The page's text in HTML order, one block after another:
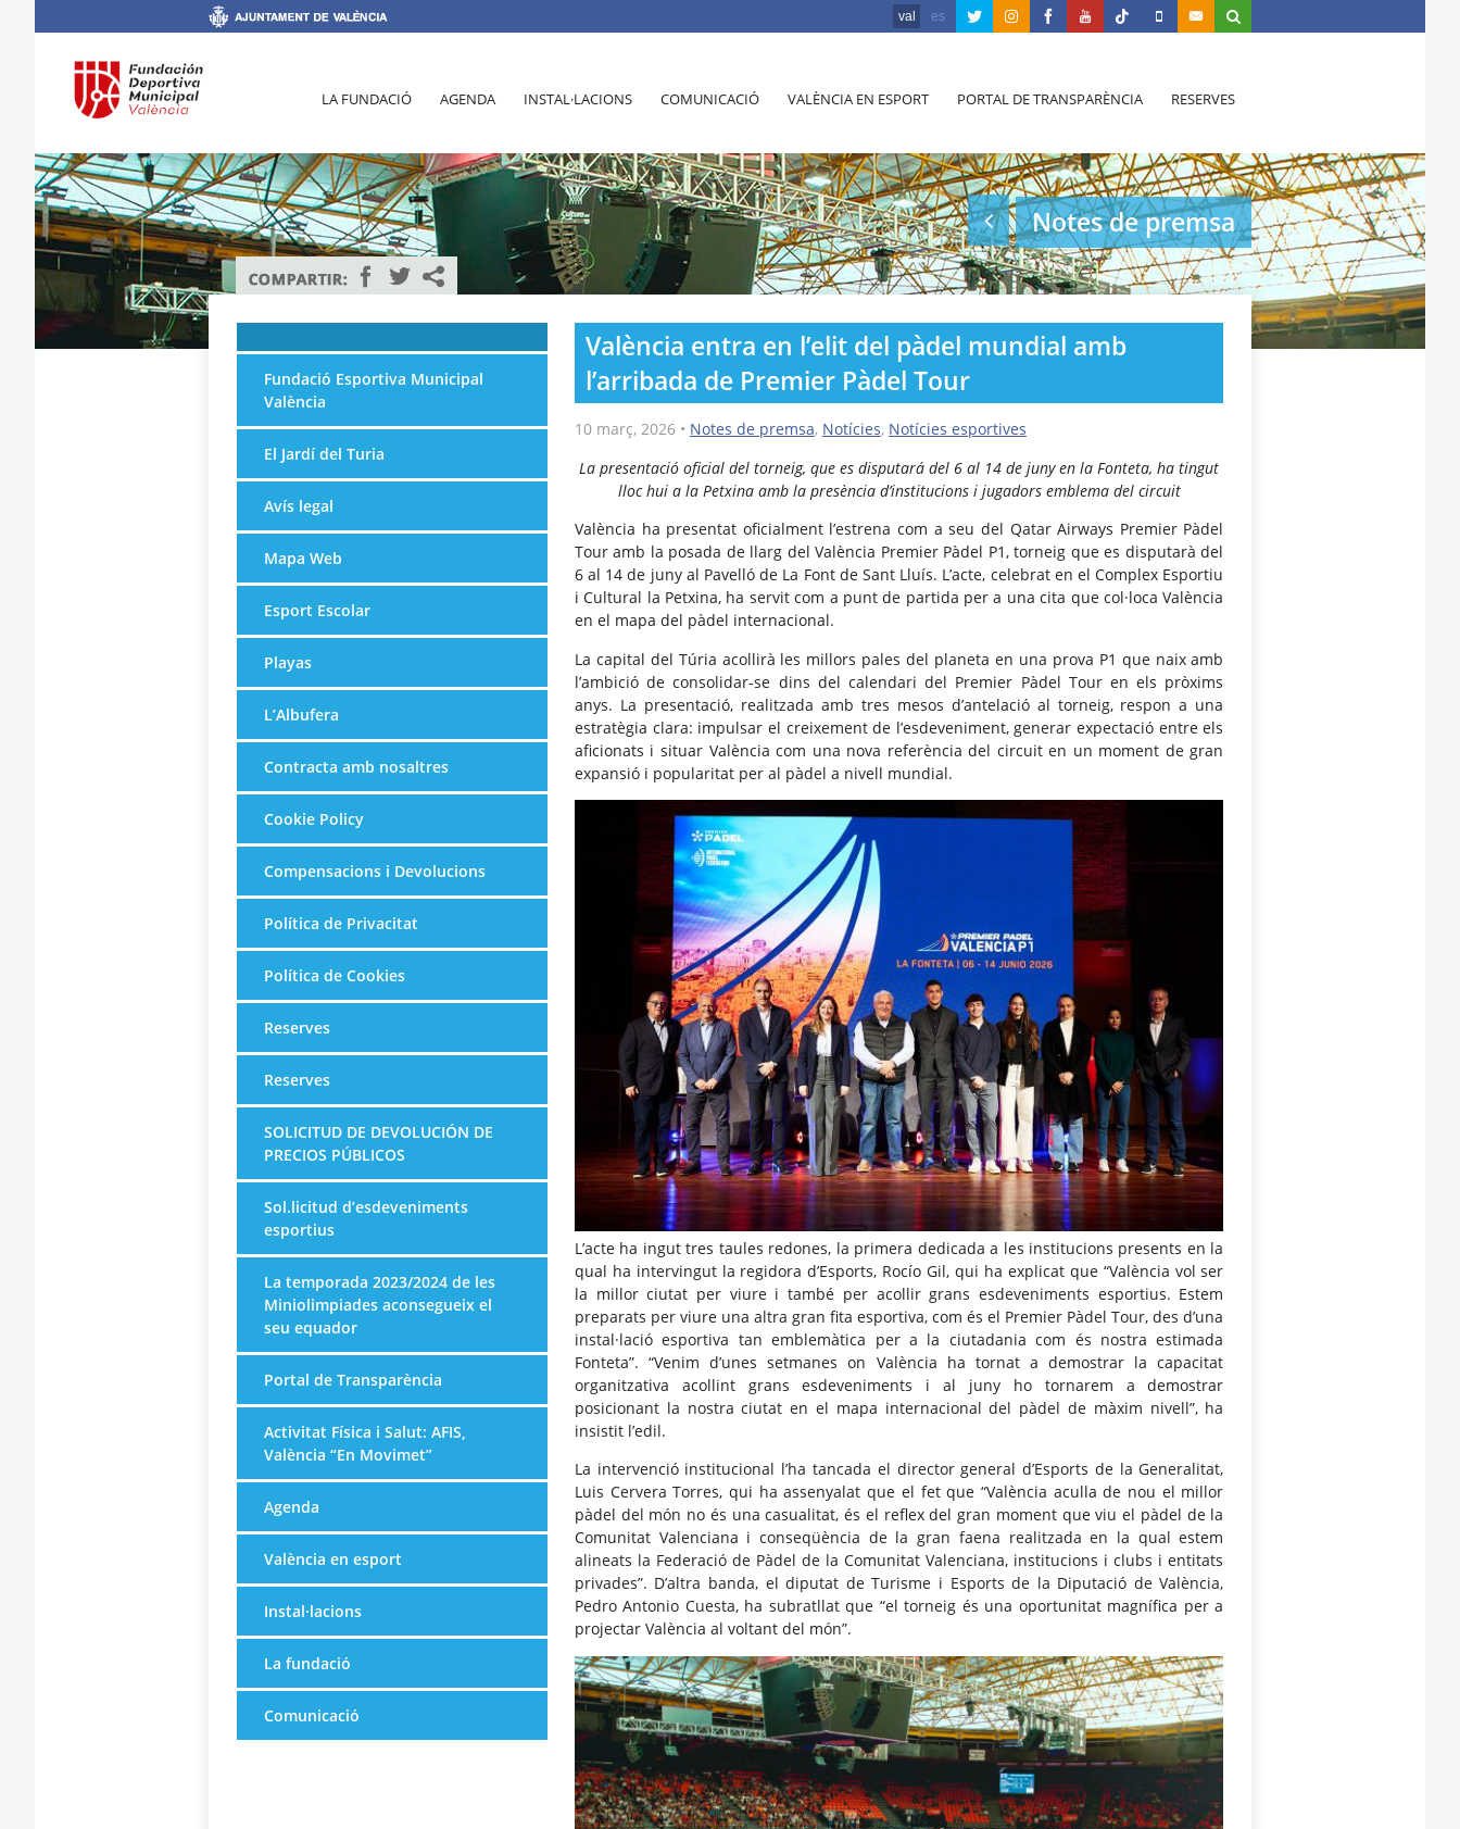
val es
LA FUNDACIÓ AGENDA INSTAL·LACIONS COMUNICACIÓ VALÈNCIA EN ESPORT PORTAL DE TRANSPARÈNCIA RESERVES
Notes de premsa
València entra en l’elit del pàdel mundial amb
l’arribada de Premier Pàdel Tour
10 març, 2026• Notes de premsa, Notícies, Notícies esportives
La presentació oficial del torneig, que es disputará del 6 al 14 de juny en la Fonteta, ha tingut
lloc hui a la Petxina amb la presència d’institucions i jugadors emblema del circuit
València ha presentat oficialment l’estrena com a seu del Qatar Airways Premier Pàdel
Tour amb la posada de llarg del València Premier Pàdel P1, torneig que es disputarà del
6 al 14 de juny al Pavelló de La Font de Sant Lluís. L’acte, celebrat en el Complex Esportiu
i Cultural la Petxina, ha servit com a punt de partida per a una cita que col·loca València
en el mapa del pàdel internacional.
La capital del Túria acollirà les millors pales del planeta en una prova P1 que naix amb
l’ambició de consolidar-se dins del calendari del Premier Pàdel Tour en els pròxims
anys. La presentació, realitzada amb tres mesos d’antelació al torneig, respon a una
estratègia clara: impulsar el creixement de l’esdeveniment, generar expectació entre els
aficionats i situar València com una nova referència del circuit en un moment de gran
expansió i popularitat per al pàdel a nivell mundial.
L’acte ha ingut tres taules redones, la primera dedicada a les institucions presents en la
qual ha intervingut la regidora d’Esports, Rocío Gil, qui ha explicat que “València vol ser
la millor ciutat per viure i també per acollir grans esdeveniments esportius. Estem
preparats per viure una altra gran fita esportiva, com és el Premier Pàdel Tour, des d’una
instal·lació esportiva tan emblemàtica per a la ciutadania com és nostra estimada
Fonteta”. “Venim d’unes setmanes on València ha tornat a demostrar la capacitat
organitzativa acollint grans esdeveniments i al juny ho tornarem a demostrar
posicionant la nostra ciutat en el mapa internacional del pàdel de màxim nivell”, ha
insistit l’edil.
La intervenció institucional l’ha tancada el director general d’Esports de la Generalitat,
Luis Cervera Torres, qui ha assenyalat que el fet que “València aculla de nou el millor
pàdel del món no és una casualitat, és el reflex del gran moment que viu el pàdel de la
Comunitat Valenciana i conseqüència de la gran faena realitzada en la qual estem
alineats la Federació de Pàdel de la Comunitat Valenciana, institucions i clubs i entitats
privades”. D’altra banda, el diputat de Turisme i Esports de la Diputació de València,
Pedro Antonio Cuesta, ha subratllat que “el torneig és una oportunitat magnífica per a
projectar València al voltant del món”.
Fundació Esportiva Municipal
València
El Jardí del Turia
Avís legal
Mapa Web
Esport Escolar
Playas
L’Albufera
Contracta amb nosaltres
Cookie Policy
Compensacions i Devolucions
Política de Privacitat
Política de Cookies
Reserves
Reserves
SOLICITUD DE DEVOLUCIÓN DE
PRECIOS PÚBLICOS
Sol.licitud d’esdeveniments
esportius
La temporada 2023/2024 de les
Miniolimpiades aconsegueix el
seu equador
Portal de Transparència
Activitat Física i Salut: AFIS,
València “En Movimet”
Agenda
València en esport
Instal·lacions
La fundació
Comunicació